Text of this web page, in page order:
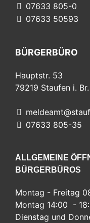
07633 805-0
07633 50593
BÜRGERBÜRO
Hauptstr. 53
79219 Staufen i. Br.
07633 805-35
ALLGEMEINE
BÜRGERBÜROS
Montag - Freitag
Montag 14:00 -
Dienstag und